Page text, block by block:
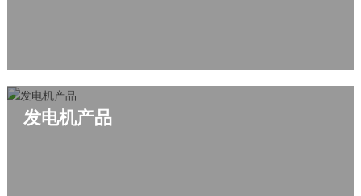
发电机产品